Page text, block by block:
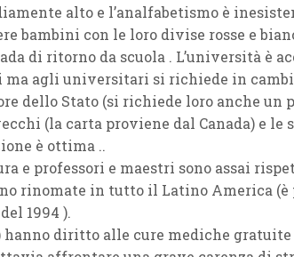
alto e l’analfabetismo è
bambini con le loro divise rosse e
di ritorno da scuola . L’università è
agli universitari si richiede in
dello Stato (si richiede loro anche un
(la carta proviene dal Canada) e le
è ottima ..
e professori e maestri sono assai
rinomate in tutto il Latino America (è
1994 ).
diritto alle cure mediche gratuite